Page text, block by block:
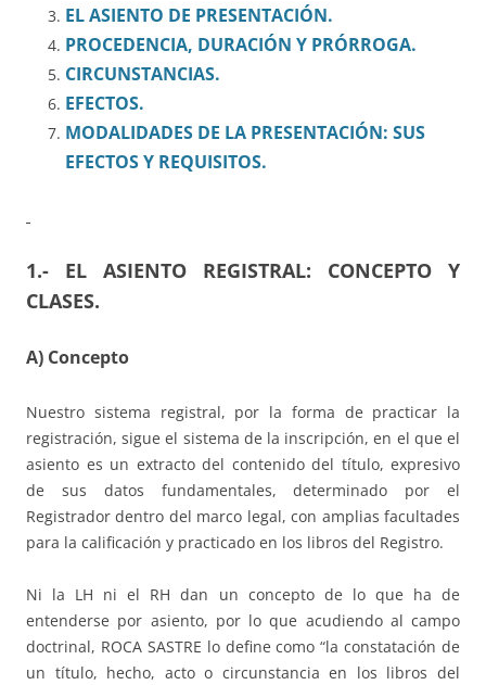
EL ASIENTO DE PRESENTACIÓN.
PROCEDENCIA, DURACIÓN Y PRÓRROGA.
CIRCUNSTANCIAS.
EFECTOS.
MODALIDADES DE LA PRESENTACIÓN: SUS
EFECTOS Y REQUISITOS.
1.- EL ASIENTO REGISTRAL: CONCEPTO Y
CLASES.
A) Concepto
Nuestro sistema registral, por la forma de practicar la
registración, sigue el sistema de la inscripción, en el que el
asiento es un extracto del contenido del título, expresivo
de sus datos fundamentales, determinado por el
Registrador dentro del marco legal, con amplias facultades
para la calificación y practicado en los libros del Registro.
Ni la LH ni el RH dan un concepto de lo que ha de
entenderse por asiento, por lo que acudiendo al campo
doctrinal, ROCA SASTRE lo define como “la constatación de
un título, hecho, acto o circunstancia en los libros del